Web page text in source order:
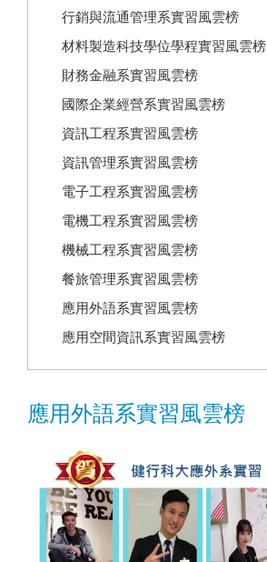
行銷與流通管理系實習風雲榜
材料製造科技學位學程實習風雲榜
財務金融系實習風雲榜
國際企業經營系實習風雲榜
資訊工程系實習風雲榜
資訊管理系實習風雲榜
電子工程系實習風雲榜
電機工程系實習風雲榜
機械工程系實習風雲榜
餐旅管理系實習風雲榜
應用外語系實習風雲榜
應用空間資訊系實習風雲榜
應用外語系實習風雲榜